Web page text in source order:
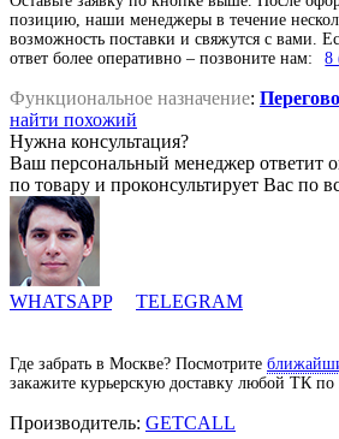
позицию, наши менеджеры в течение
возможность поставки и свяжутся с вами.
ответ более оперативно – позвоните нам:
8
Функциональное назначение:
найти похожий
Нужна консультация?
Ваш персональный менеджер ответит
по товару и проконсультирует Вас по
WHATSAPP TELEGRAM
Где забрать в Москве? Посмотрите
закажите курьерскую доставку любой ТК
Производитель: GETCALL